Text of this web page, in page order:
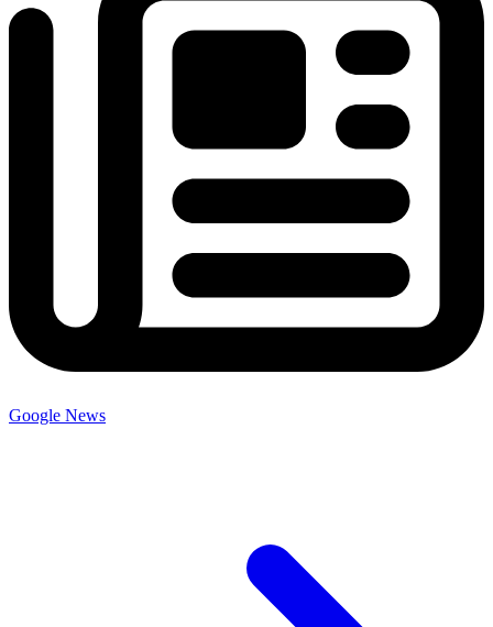
Google News